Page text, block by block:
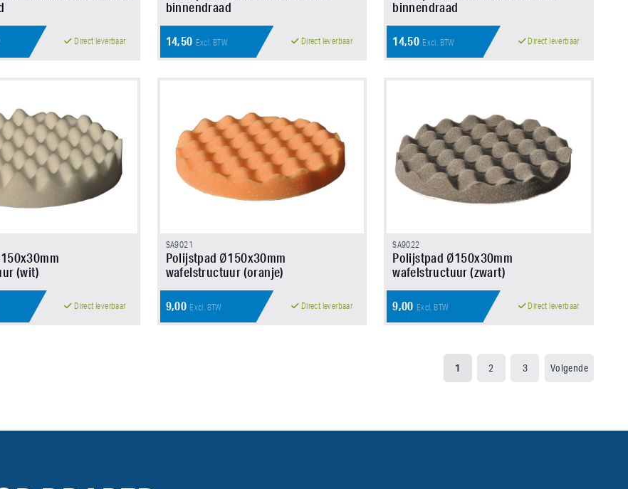
Direct leverbaar
binnendraad
14,50 Excl. BTW Direct leverbaar
binnendraad
14,50 Excl. BTW Direct leverbaar
(wit)
Direct leverbaar
SA9021
Polijstpad Ø150x30mm
wafelstructuur (oranje)
9,00 Excl. BTW Direct leverbaar
SA9022
Polijstpad Ø150x30mm
wafelstructuur (zwart)
9,00 Excl. BTW Direct leverbaar
1 2 3 Volgende